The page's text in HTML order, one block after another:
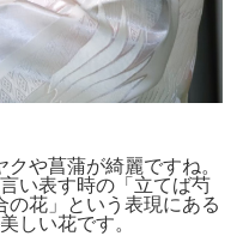
や菖蒲が綺麗ですね。
い表す時の「立てば芍
の花」という表現にある
しい花です。